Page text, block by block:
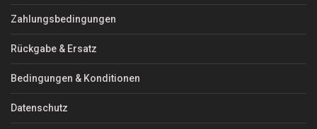
Zahlungsbedingungen
Rückgabe & Ersatz
Bedingungen & Konditionen
Datenschutz